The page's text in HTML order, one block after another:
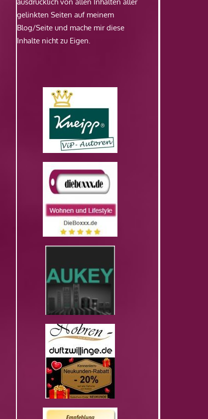
gelinkten Seiten auf meinem
Blog/Seite und mache mir diese
Inhalte nicht zu Eigen.